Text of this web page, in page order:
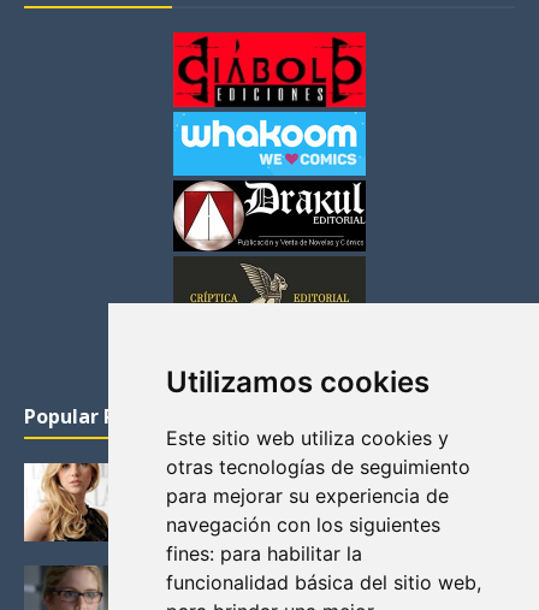
Utilizamos cookies
Este sitio web utiliza cookies y
otras tecnologías de seguimiento
para mejorar su experiencia de
navegación con los siguientes
fines: para habilitar la
funcionalidad básica del sitio web,
Popular Posts
KATHERYN WINNICK: LA ACTRIZ MAS GUAPA DE
VIKINGOS
Junio 14, 2013
FELICITY (EMILY BETT RICKARDS), LAS FOTOS
MAS BONITAS DE LA ALIADA DE ARROW